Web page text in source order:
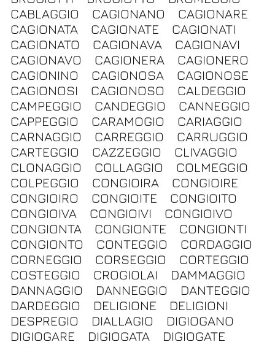
CABLAGGIO
CAGIONANO
CAGIONARE
CAGIONATA
CAGIONATE
CAGIONATI
CAGIONATO
CAGIONAVA
CAGIONAVI
CAGIONAVO
CAGIONERA
CAGIONERO
CAGIONINO
CAGIONOSA
CAGIONOSE
CAGIONOSI
CAGIONOSO
CALDEGGIO
CAMPEGGIO
CANDEGGIO
CANNEGGIO
CAPPEGGIO
CARAMOGIO
CARIAGGIO
CARNAGGIO
CARREGGIO
CARRUGGIO
CARTEGGIO
CAZZEGGIO
CLIVAGGIO
CLONAGGIO
COLLAGGIO
COLMEGGIO
COLPEGGIO
CONGIOIRA
CONGIOIRE
CONGIOIRO
CONGIOITE
CONGIOITO
CONGIOIVA
CONGIOIVI
CONGIOIVO
CONGIONTA
CONGIONTE
CONGIONTI
CONGIONTO
CONTEGGIO
CORDAGGIO
CORNEGGIO
CORSEGGIO
CORTEGGIO
COSTEGGIO
CROGIOLAI
DAMMAGGIO
DANNAGGIO
DANNEGGIO
DANTEGGIO
DARDEGGIO
DELIGIONE
DELIGIONI
DESPREGIO
DIALLAGIO
DIGIOGANO
DIGIOGARE
DIGIOGATA
DIGIOGATE